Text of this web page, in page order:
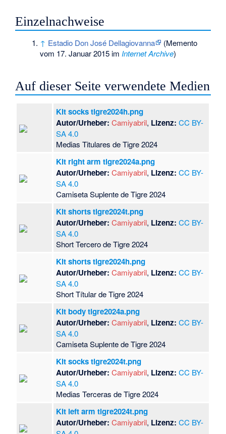
Einzelnachweise
↑ Estadio Don José Dellagiovanna (Memento
vom 17. Januar 2015 im Internet Archive)
Auf dieser Seite verwendete Medien
Kit socks tigre2024h.png
Autor/Urheber: Camiyabril, Lizenz: CC BY-
SA 4.0
Medias Titulares de Tigre 2024
Kit right arm tigre2024a.png
Autor/Urheber: Camiyabril, Lizenz: CC BY-
SA 4.0
Camiseta Suplente de Tigre 2024
Kit shorts tigre2024t.png
Autor/Urheber: Camiyabril, Lizenz: CC BY-
SA 4.0
Short Tercero de Tigre 2024
Kit shorts tigre2024h.png
Autor/Urheber: Camiyabril, Lizenz: CC BY-
SA 4.0
Short Títular de Tigre 2024
Kit body tigre2024a.png
Autor/Urheber: Camiyabril, Lizenz: CC BY-
SA 4.0
Camiseta Suplente de Tigre 2024
Kit socks tigre2024t.png
Autor/Urheber: Camiyabril, Lizenz: CC BY-
SA 4.0
Medias Terceras de Tigre 2024
Kit left arm tigre2024t.png
Autor/Urheber: Camiyabril, Lizenz: CC BY-